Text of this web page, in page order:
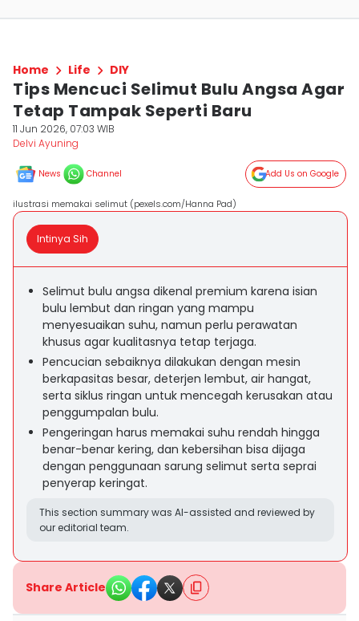
Home Life DIY
Tips Mencuci Selimut Bulu Angsa Agar
Tetap Tampak Seperti Baru
11 Jun 2026, 07:03 WIB
Delvi Ayuning
News Channel Add Us on Google
ilustrasi memakai selimut (pexels.com/Hanna Pad)
Intinya Sih
Selimut bulu angsa dikenal premium karena isian
bulu lembut dan ringan yang mampu
menyesuaikan suhu, namun perlu perawatan
khusus agar kualitasnya tetap terjaga.
Pencucian sebaiknya dilakukan dengan mesin
berkapasitas besar, deterjen lembut, air hangat,
serta siklus ringan untuk mencegah kerusakan atau
penggumpalan bulu.
Pengeringan harus memakai suhu rendah hingga
benar-benar kering, dan kebersihan bisa dijaga
dengan penggunaan sarung selimut serta seprai
penyerap keringat.
This section summary was AI-assisted and reviewed by
our editorial team.
Share Article